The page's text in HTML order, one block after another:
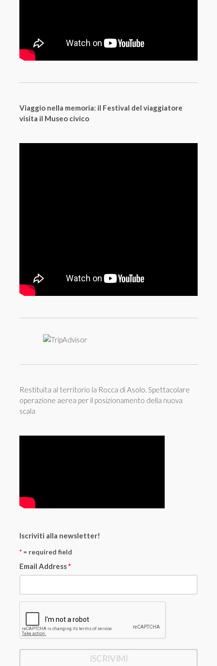
Viaggio nella memoria: il Festival del viaggiatore
visita il Museo civico
Restituita al territorio la Rocca di Asolo. Spettacolare
operazione aerea per il posizionamento della nuova
scala
Iscriviti alla newsletter!
* = required field
Email Address*